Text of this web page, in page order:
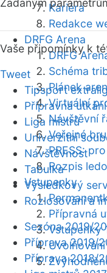
Kariéra
Redakce
DRFG Arena
DRFG
Schéma
Plánek
Virtuální
Návštěvní
Veřejné
PRESS:
Rozpis
Vstupenky
Přípravná
Vstupenky
Zadaným
Vaše připomínky k
Tweet
Tipsport
Přípravná utkání
Liga mistrů
Univerzitní
Návštěvnost
Tabulka
Výsledkový
Rozlosování a
Sezóna 2019/
Příprava 2019/
Příprava 2018/